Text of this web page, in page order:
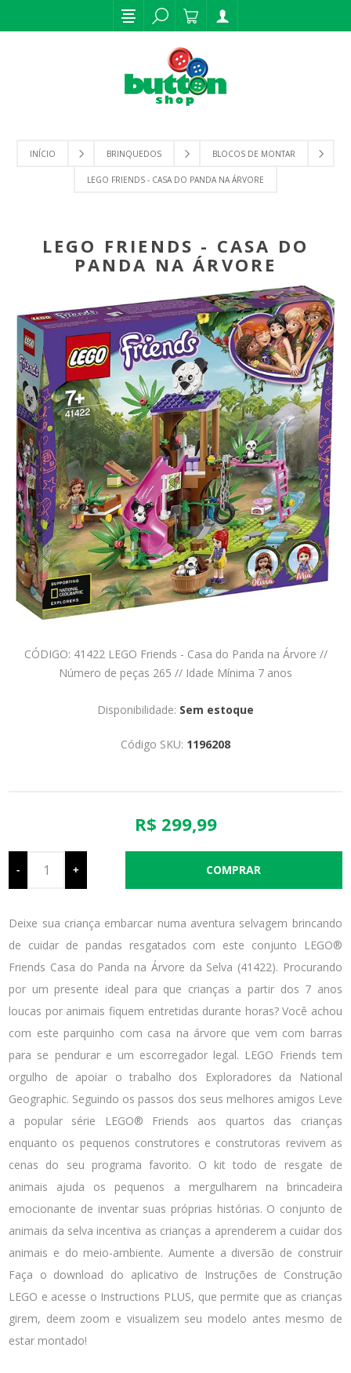
INÍCIO BRINQUEDOS BLOCOS DE MONTAR
LEGO FRIENDS - CASA DO PANDA NA ÁRVORE
LEGO FRIENDS - CASA DO
PANDA NA ÁRVORE
CÓDIGO: 41422 LEGO Friends - Casa do Panda na Árvore //
Número de peças 265 // Idade Mínima 7 anos
Disponibilidade: Sem estoque
Código SKU: 1196208
R$ 299,99
- +
Deixe sua criança embarcar numa aventura selvagem brincando
de cuidar de pandas resgatados com este conjunto LEGO®
Friends Casa do Panda na Árvore da Selva (41422). Procurando
por um presente ideal para que crianças a partir dos 7 anos
loucas por animais fiquem entretidas durante horas? Você achou
com este parquinho com casa na árvore que vem com barras
para se pendurar e um escorregador legal. LEGO Friends tem
orgulho de apoiar o trabalho dos Exploradores da National
Geographic. Seguindo os passos dos seus melhores amigos Leve
a popular série LEGO® Friends aos quartos das crianças
enquanto os pequenos construtores e construtoras revivem as
cenas do seu programa favorito. O kit todo de resgate de
animais ajuda os pequenos a mergulharem na brincadeira
emocionante de inventar suas próprias histórias. O conjunto de
animais da selva incentiva as crianças a aprenderem a cuidar dos
animais e do meio-ambiente. Aumente a diversão de construir
Faça o download do aplicativo de Instruções de Construção
LEGO e acesse o Instructions PLUS, que permite que as crianças
girem, deem zoom e visualizem seu modelo antes mesmo de
estar montado!